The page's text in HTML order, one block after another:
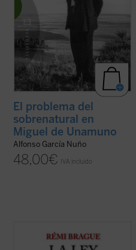
El problema del
sobrenatural en
Miguel de Unamuno
Alfonso García Nuño
48,00€ IVA incluido
En este segundo libro de la trilogía dedicada
al saber del hombre a lo largo de la historia,
Rémi Brague describe la larga génesis de